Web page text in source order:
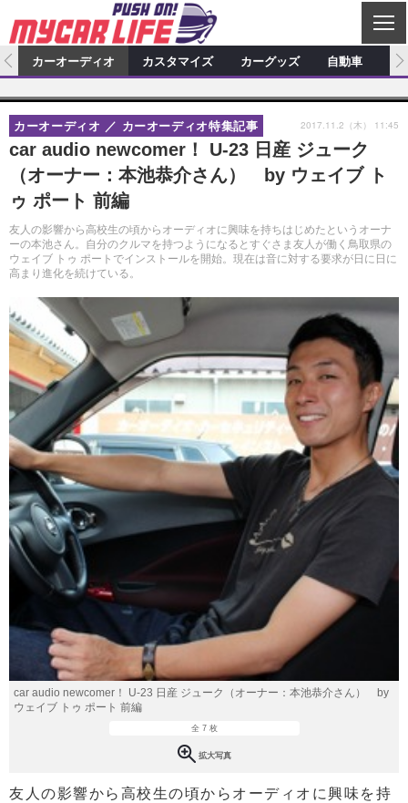
C
L
S
E
カーオーディオ
特集記事 新製品情報
プロショップ検索 ショップ訪問記
カーオーディオニュース デモカー製作記
その他
カスタマイズ
カスタマイズ特集記事 カスタマイズ新製品情報
カスタマイズニュース
カーグッズ
カーグッズ特集記事 カーグッズ新製品情報
カーグッズニュース
自動車
スクープ
カーオーディオ カスタマイズ カーグッズ 自動車
car audio newcomer！ U-23 日産 ジューク
（オーナー：本池恭介さん） by ウェイブ ト
ゥ ポート 前編
友人の影響から高校生の頃からオーディオに興味を持ちはじめたというオーナ
ーの本池さん。自分のクルマを持つようになるとすぐさま友人が働く鳥取県の
ウェイブ トゥ ポートでインストールを開始。現在は音に対する要求が日に日に
高まり進化を続けている。
カーオーディオ カーオーディオ特集記事 2017.11.2（木） 11:45
car audio newcomer！ U-23 日産 ジューク（オーナー：本池恭介さん） by
ウェイブ トゥ ポート 前編
全 7 枚
拡大写真
友人の影響から高校生の頃からオーディオに興味を持